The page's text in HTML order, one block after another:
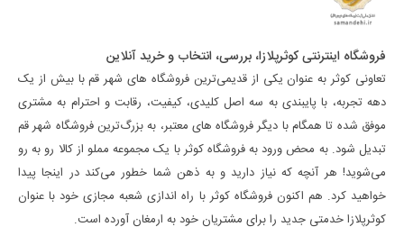
فروشگاه اینترنتی کوثرپلازا، بررسی، انتخاب و خرید آنلاین
تعاونی کوثر به عنوان یکی از قدیمی‌ترین فروشگاه های شهر قم با بیش از یک
دهه تجربه، با پایبندی به سه اصل کلیدی، کیفیت، رقابت و احترام به مشتری
موفق شده تا همگام با دیگر فروشگاه های معتبر، به بزرگ‌ترین فروشگاه شهر قم
تبدیل شود. به محض ورود به فروشگاه کوثر با یک مجموعه مملو از کالا رو به رو
می‌شوید! هر آنچه که نیاز دارید و به ذهن شما خطور می‌کند در اینجا پیدا
خواهید کرد. هم اکنون فروشگاه کوثر با راه اندازی شعبه مجازی خود با عنوان
کوثرپلازا خدمتی جدید را برای مشتریان خود به ارمغان آورده است.